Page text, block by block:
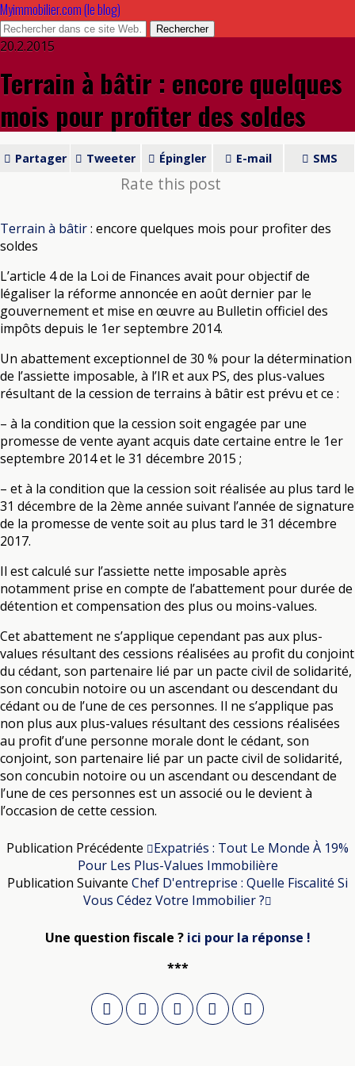
Myimmobilier.com (le blog)
20.2.2015
Terrain à bâtir : encore quelques
mois pour profiter des soldes
Partager Tweeter Épingler E-mail SMS
Rate this post
Terrain à bâtir: encore quelques mois pour profiter des
soldes
L’article 4 de la Loi de Finances avait pour objectif de
légaliser la réforme annoncée en août dernier par le
gouvernement et mise en œuvre au Bulletin officiel des
impôts depuis le 1er septembre 2014.
Un abattement exceptionnel de 30 % pour la détermination
de l’assiette imposable, à l’IR et aux PS, des plus-values
résultant de la cession de terrains à bâtir est prévu et ce :
– à la condition que la cession soit engagée par une
promesse de vente ayant acquis date certaine entre le 1er
septembre 2014 et le 31 décembre 2015 ;
– et à la condition que la cession soit réalisée au plus tard le
31 décembre de la 2ème année suivant l’année de signature
de la promesse de vente soit au plus tard le 31 décembre
2017.
Il est calculé sur l’assiette nette imposable après
notamment prise en compte de l’abattement pour durée de
détention et compensation des plus ou moins-values.
Cet abattement ne s’applique cependant pas aux plus-
values résultant des cessions réalisées au profit du conjoint
du cédant, son partenaire lié par un pacte civil de solidarité,
son concubin notoire ou un ascendant ou descendant du
cédant ou de l’une de ces personnes. Il ne s’applique pas
non plus aux plus-values résultant des cessions réalisées
au profit d’une personne morale dont le cédant, son
conjoint, son partenaire lié par un pacte civil de solidarité,
son concubin notoire ou un ascendant ou descendant de
l’une de ces personnes est un associé ou le devient à
l’occasion de cette cession.
Publication Précédente
Expatriés : Tout Le Monde À 19%
Pour Les Plus-Values Immobilière
Publication Suivante Chef D'entreprise : Quelle Fiscalité Si
Vous Cédez Votre Immobilier ?
Une question fiscale ? ici pour la réponse !
***